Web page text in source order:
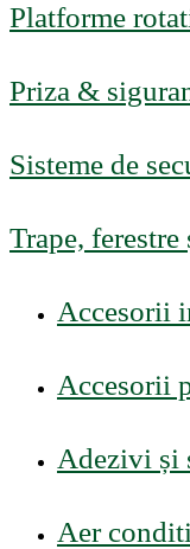
Platforme
Priza &
Sisteme de
Trape, ferestre
Accesorii
Accesorii
Adezivi și
Aer